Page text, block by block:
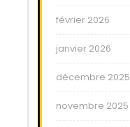
février 2026
janvier 2026
décembre 2025
novembre 2025